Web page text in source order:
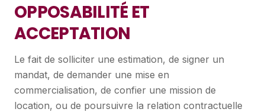
OPPOSABILITÉ ET
ACCEPTATION
Le fait de solliciter une estimation, de signer un
mandat, de demander une mise en
commercialisation, de confier une mission de
location, ou de poursuivre la relation contractuelle